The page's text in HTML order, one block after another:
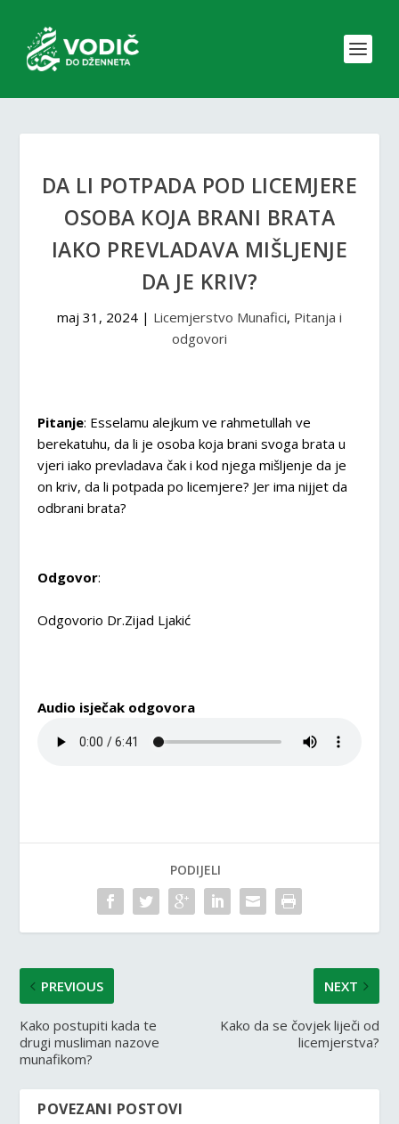
DA LI POTPADA POD LICEMJERE
OSOBA KOJA BRANI BRATA
IAKO PREVLADAVA MIŠLJENJE
DA JE KRIV?
maj 31, 2024 | Licemjerstvo Munafici, Pitanja i
odgovori
Pitanje: Esselamu alejkum ve rahmetullah ve
berekatuhu, da li je osoba koja brani svoga brata u
vjeri iako prevladava čak i kod njega mišljenje da je
on kriv, da li potpada po licemjere? Jer ima nijjet da
odbrani brata?
Odgovor:
Odgovorio Dr.Zijad Ljakić
Audio isječak odgovora
PODIJELI
PREVIOUS
Kako postupiti kada te
drugi musliman nazove
munafikom?
NEXT
Kako da se čovjek liječi od
licemjerstva?
POVEZANI POSTOVI